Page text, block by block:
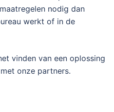
nodig dan
werkt of in de
vinden van een oplossing
onze partners.